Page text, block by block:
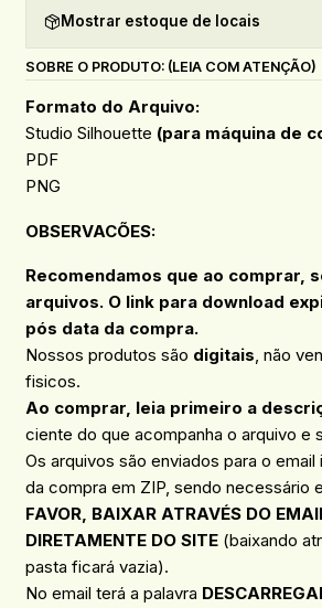
Mostrar estoque de locais
SOBRE O PRODUTO: (LEIA COM ATENÇÃO)
Formato do Arquivo:
Studio Silhouette (para máquina de
PDF
PNG
OBSERVACÕES:
Recomendamos que ao comprar,
arquivos. O link para download
pós data da compra.
Nossos produtos são digitais, não
fisicos.
Ao comprar, leia primeiro a
ciente do que acompanha o arquivo e
Os arquivos são enviados para o
da compra em ZIP, sendo necessário
FAVOR, BAIXAR ATRAVÉS DO
DIRETAMENTE DO SITE(baixando
pasta ficará vazia).
No email terá a palavra